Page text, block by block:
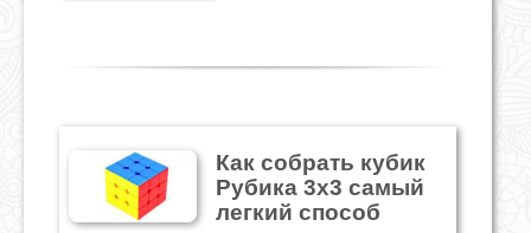
Как собрать кубик
Рубика 3х3 самый
легкий способ